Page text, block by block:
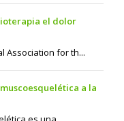
el dolor
Association for th...
a la